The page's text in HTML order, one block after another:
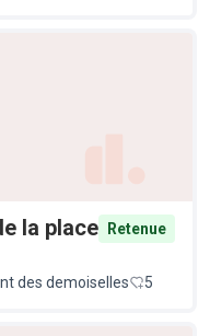
la place Retenue
des demoiselles 5